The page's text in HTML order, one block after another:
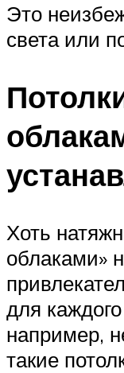
Это
света или
Хоть
облаками»
для
например,
такие